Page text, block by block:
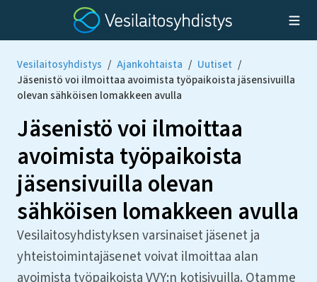
Vesilaitosyhdistys / Ajankohtaista / Uutiset /
Jäsenistö voi ilmoittaa avoimista työpaikoista jäsensivuilla
olevan sähköisen lomakkeen avulla
Jäsenistö voi ilmoittaa
avoimista työpaikoista
jäsensivuilla olevan
sähköisen lomakkeen avulla
Vesilaitosyhdistyksen varsinaiset jäsenet ja
yhteistoimintajäsenet voivat ilmoittaa alan
avoimista työpaikoista VVY:n kotisivuilla. Otamme